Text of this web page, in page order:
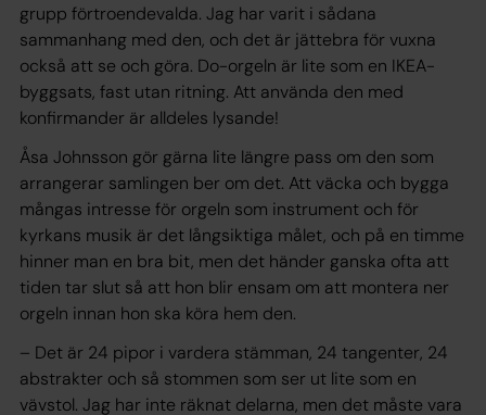
grupp förtroendevalda. Jag har varit i sådana
sammanhang med den, och det är jättebra för vuxna
också att se och göra. Do-orgeln är lite som en IKEA-
byggsats, fast utan ritning. Att använda den med
konfirmander är alldeles lysande!
Åsa Johnsson gör gärna lite längre pass om den som
arrangerar samlingen ber om det. Att väcka och bygga
mångas intresse för orgeln som instrument och för
kyrkans musik är det långsiktiga målet, och på en timme
hinner man en bra bit, men det händer ganska ofta att
tiden tar slut så att hon blir ensam om att montera ner
orgeln innan hon ska köra hem den.
– Det är 24 pipor i vardera stämman, 24 tangenter, 24
abstrakter och så stommen som ser ut lite som en
vävstol. Jag har inte räknat delarna, men det måste vara